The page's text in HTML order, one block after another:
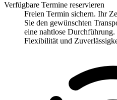
Verfügbare Termine reservieren
Freien Termin sichern. Ihr
Sie den gewünschten
eine nahtlose
Flexibilität und